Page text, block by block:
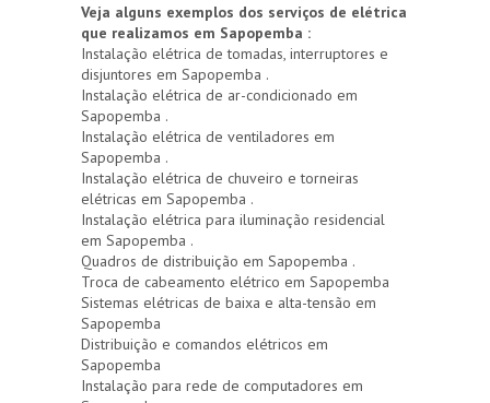
Veja alguns exemplos dos serviços de elétrica
que realizamos em Sapopemba :
Instalação elétrica de tomadas, interruptores e
disjuntores em Sapopemba .
Instalação elétrica de ar-condicionado em
Sapopemba .
Instalação elétrica de ventiladores em
Sapopemba .
Instalação elétrica de chuveiro e torneiras
elétricas em Sapopemba .
Instalação elétrica para iluminação residencial
em Sapopemba .
Quadros de distribuição em Sapopemba .
Troca de cabeamento elétrico em Sapopemba
Sistemas elétricas de baixa e alta-tensão em
Sapopemba
Distribuição e comandos elétricos em
Sapopemba
Instalação para rede de computadores em